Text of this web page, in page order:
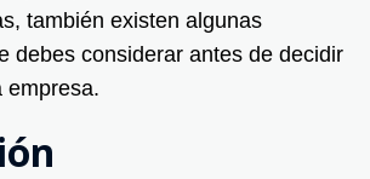
también existen algunas
debes considerar antes de decidir
empresa.